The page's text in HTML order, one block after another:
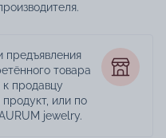
предъявления
товара
продавцу
или по
jewelry.